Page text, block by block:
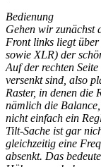
Bedienung
Gehen wir zunächst
Front links liegt
sowie XLR) der
Auf der rechten
versenkt sind, also
Raster, in denen die
nämlich die
nicht einfach ein
Tilt-Sache ist gar
gleichzeitig eine
absenkt. Das